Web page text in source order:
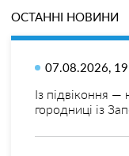
ОСТАННІ НОВИНИ
07.08.2026,
Із підвіконня —
городниці із